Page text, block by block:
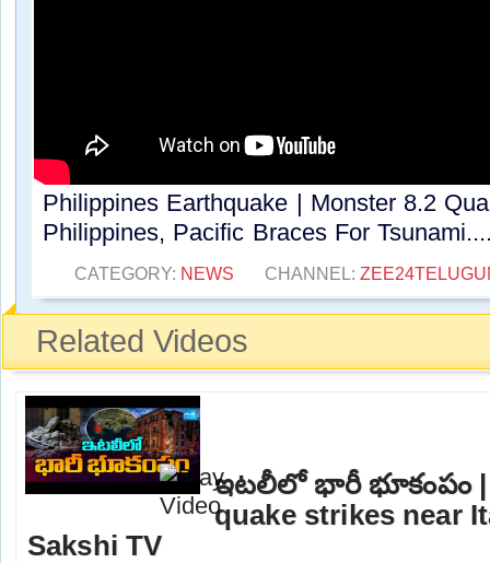
Philippines Earthquake | Monster 8.2
Philippines, Pacific Braces For
CATEGORY: NEWS CHANNEL:
Related Videos
ఇటలీలో భారీ భూకంపం |
quake strikes near
Sakshi TV